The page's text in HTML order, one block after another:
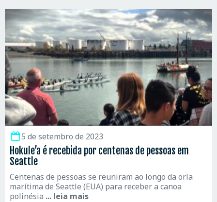
5 de setembro de 2023
Hokule’a é recebida por centenas de pessoas em
Seattle
Centenas de pessoas se reuniram ao longo da orla
marítima de Seattle (EUA) para receber a canoa
polinésia ... leia mais